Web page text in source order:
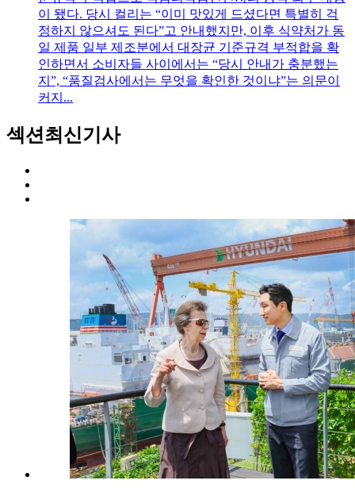
이 됐다. 당시 컬리는 “이미 맛있게 드셨다면 특별히 걱
정하지 않으셔도 된다”고 안내했지만, 이후 식약처가 동
일 제품 일부 제조분에서 대장균 기준규격 부적합을 확
인하면서 소비자들 사이에서는 “당시 안내가 충분했는
지”, “품질검사에서는 무엇을 확인한 것이냐”는 의문이
커지...
섹션최신기사